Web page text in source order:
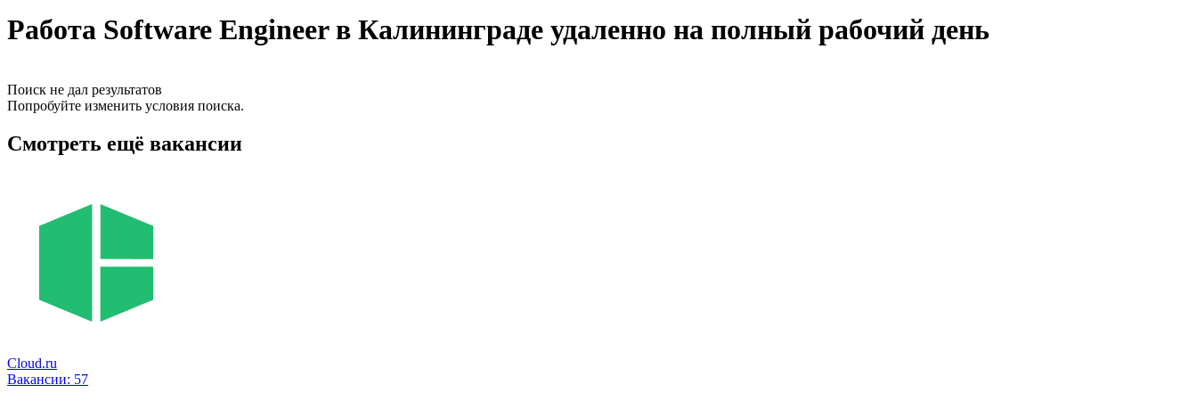
Работа Software Engineer в Калининграде удаленно на полный рабочий день
Поиск не дал результатов
Попробуйте изменить условия поиска.
Смотреть ещё вакансии
Cloud.ru
Вакансии: 57